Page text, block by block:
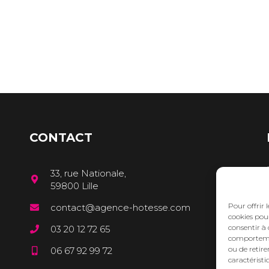
Pour offrir
cookies
consentir à
ou de
CONTACT
33, rue Nationale,
59800 Lille
contact@agence-hotesse.com
03 20 12 72 65
06 67 92 99 72